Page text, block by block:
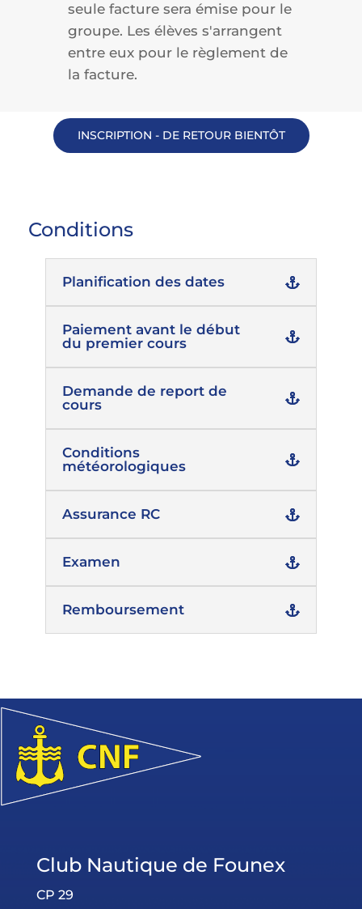
seule facture sera émise pour le
groupe. Les élèves s'arrangent
entre eux pour le règlement de
la facture.
INSCRIPTION - DE RETOUR BIENTÔT
Conditions
Planification des dates
Paiement avant le début
du premier cours
Demande de report de
cours
Conditions
météorologiques
Assurance RC
Examen
Remboursement
Club Nautique de Founex
CP 29